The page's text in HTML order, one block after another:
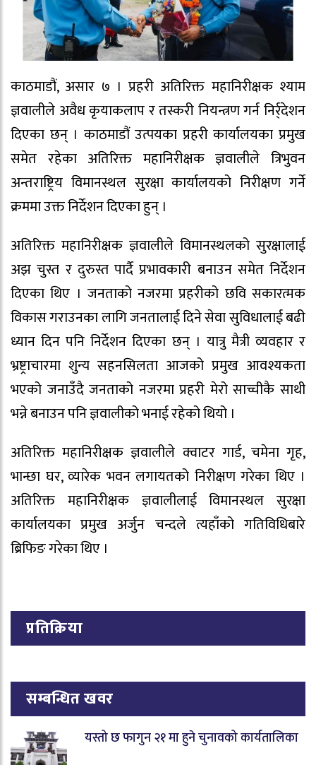
काठमाडौं, असार ७ । प्रहरी अतिरिक्त महानिरीक्षक श्याम
ज्ञवालीले अवैध कृयाकलाप र तस्करी नियन्त्रण गर्न निर्र्देशन
दिएका छन् । काठमाडौं उत्पयका प्रहरी कार्यालयका प्रमुख
समेत रहेका अतिरिक्त महानिरीक्षक ज्ञवालीले त्रिभुवन
अन्तराष्ट्रिय विमानस्थल सुरक्षा कार्यालयको निरीक्षण गर्ने
क्रममा उक्त निर्देशन दिएका हुन् ।
अतिरिक्त महानिरीक्षक ज्ञवालीले विमानस्थलको सुरक्षालाई
अझ चुस्त र दुरुस्त पार्दै प्रभावकारी बनाउन समेत निर्देशन
दिएका थिए । जनताको नजरमा प्रहरीको छवि सकारत्मक
विकास गराउनका लागि जनतालाई दिने सेवा सुविधालाई बढी
ध्यान दिन पनि निर्देशन दिएका छन् । यात्रु मैत्री व्यवहार र
भ्रष्ट्राचारमा शुन्य सहनसिलता आजको प्रमुख आवश्यकता
भएको जनाउँदै जनताको नजरमा प्रहरी मेरो साच्चीकै साथी
भन्ने बनाउन पनि ज्ञवालीको भनाई रहेको थियो ।
अतिरिक्त महानिरीक्षक ज्ञवालीले क्वाटर गार्ड, चमेना गृह,
भान्छा घर, व्यारेक भवन लगायतको निरीक्षण गरेका थिए ।
अतिरिक्त महानिरीक्षक ज्ञवालीलाई विमानस्थल सुरक्षा
कार्यालयका प्रमुख अर्जुन चन्दले त्यहाँको गतिविधिबारे
ब्रिफिङ गरेका थिए ।
प्रतिक्रिया
सम्बन्धित खवर
यस्तो छ फागुन २१ मा हुने चुनावको कार्यतालिका